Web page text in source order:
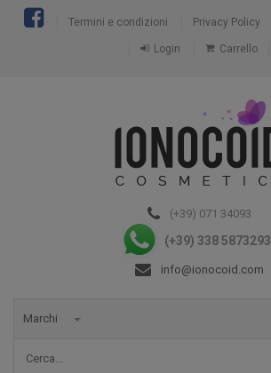
Termini e condizioni Privacy Policy
Login Carrello
(+39) 071 34093
(+39) 338 5873293
info@ionocoid.com
Marchi